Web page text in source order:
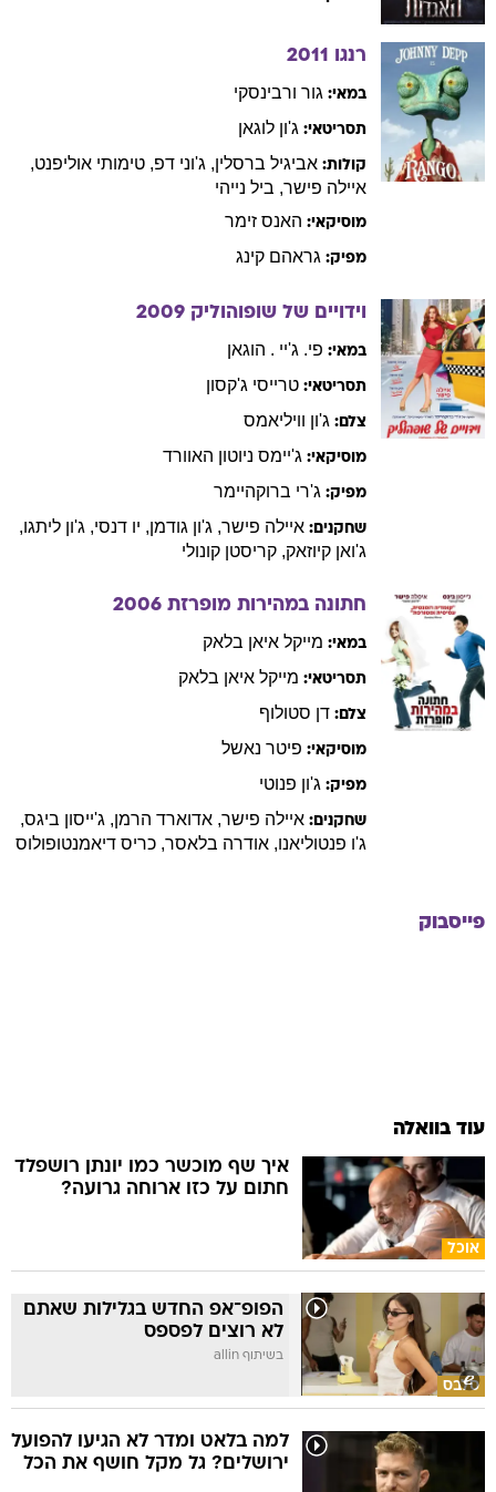
רנגו 2011
במאי: גור ורבינסקי
תסריטאי: ג'ון לוגאן
קולות: אביגיל ברסלין, ג'וני דפ, טימותי אוליפנט,
איילה פישר, ביל נייהי
מוסיקאי: האנס זימר
מפיק: גראהם קינג
וידויים של שופוהוליק 2009
במאי: פי. ג'יי . הוגאן
תסריטאי: טרייסי ג'קסון
צלם: ג'ון וויליאמס
מוסיקאי: ג'יימס ניוטון האוורד
מפיק: ג'רי ברוקהיימר
שחקנים: איילה פישר, ג'ון גודמן, יו דנסי, ג'ון ליתגו,
ג'ואן קיוזאק, קריסטן קונולי
חתונה במהירות מופרזת 2006
במאי: מייקל איאן בלאק
תסריטאי: מייקל איאן בלאק
צלם: דן סטולוף
מוסיקאי: פיטר נאשל
מפיק: ג'ון פנוטי
שחקנים: איילה פישר, אדוארד הרמן, ג'ייסון ביגס,
ג'ו פנטוליאנו, אודרה בלאסר, כריס דיאמנטופולוס
פייסבוק
עוד בוואלה
אוכל
איך שף מוכשר כמו יונתן רושפלד
חתום על כזו ארוחה גרועה?
סלבס
הפופ־אפ החדש בגלילות שאתם
לא רוצים לפספס
בשיתוף allin
למה בלאט ומדר לא הגיעו להפועל
ירושלים? גל מקל חושף את הכל